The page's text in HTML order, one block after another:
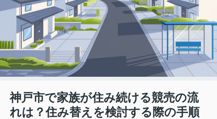
神戸市で家族が住み続ける競売の流
れは？住み替えを検討する際の手順